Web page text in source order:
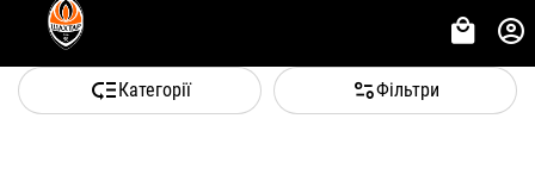
Категорії Фільтри